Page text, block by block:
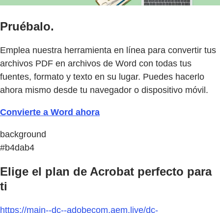
Pruébalo.
Emplea nuestra herramienta en línea para convertir tus
archivos PDF en archivos de Word con todas tus
fuentes, formato y texto en su lugar. Puedes hacerlo
ahora mismo desde tu navegador o dispositivo móvil.
Convierte a Word ahora
background
#b4dab4
Elige el plan de Acrobat perfecto para
ti
https://main--dc--adobecom.aem.live/dc-